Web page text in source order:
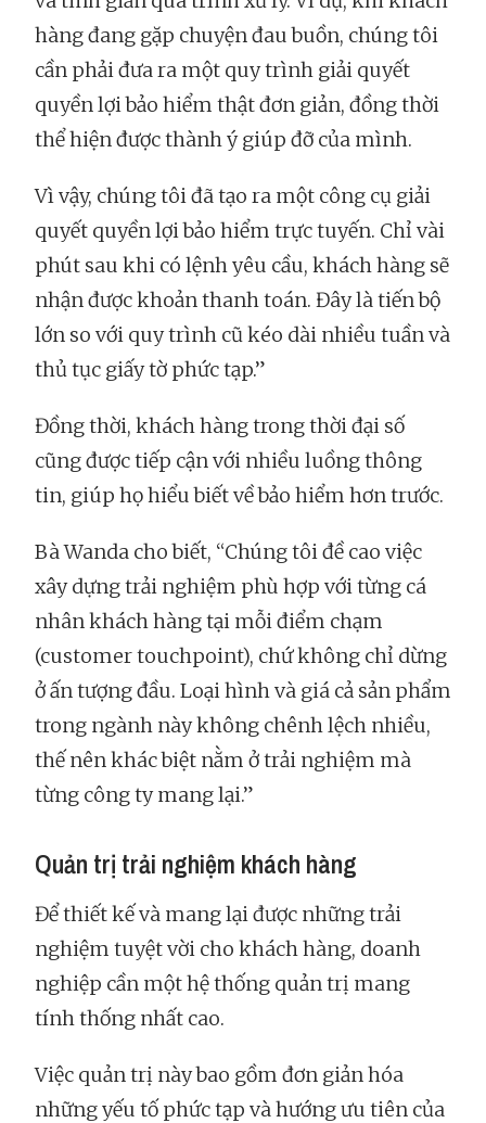
hàng đang gặp chuyện đau buồn, chúng tôi
cần phải đưa ra một quy trình giải quyết
quyền lợi bảo hiểm thật đơn giản, đồng thời
thể hiện được thành ý giúp đỡ của mình.
Vì vậy, chúng tôi đã tạo ra một công cụ giải
quyết quyền lợi bảo hiểm trực tuyến. Chỉ vài
phút sau khi có lệnh yêu cầu, khách hàng sẽ
nhận được khoản thanh toán. Đây là tiến bộ
lớn so với quy trình cũ kéo dài nhiều tuần và
thủ tục giấy tờ phức tạp.”
Đồng thời, khách hàng trong thời đại số
cũng được tiếp cận với nhiều luồng thông
tin, giúp họ hiểu biết về bảo hiểm hơn trước.
Bà Wanda cho biết, “Chúng tôi đề cao việc
xây dựng trải nghiệm phù hợp với từng cá
nhân khách hàng tại mỗi điểm chạm
(customer touchpoint), chứ không chỉ dừng
ở ấn tượng đầu. Loại hình và giá cả sản phẩm
trong ngành này không chênh lệch nhiều,
thế nên khác biệt nằm ở trải nghiệm mà
từng công ty mang lại.”
Quản trị trải nghiệm khách hàng
Để thiết kế và mang lại được những trải
nghiệm tuyệt vời cho khách hàng, doanh
nghiệp cần một hệ thống quản trị mang
tính thống nhất cao.
Việc quản trị này bao gồm đơn giản hóa
những yếu tố phức tạp và hướng ưu tiên của